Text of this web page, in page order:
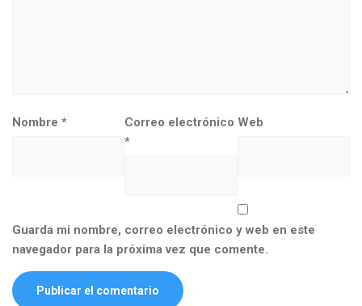
Nombre *
Correo electrónico
*
Web
Guarda mi nombre, correo electrónico y web en este
navegador para la próxima vez que comente.